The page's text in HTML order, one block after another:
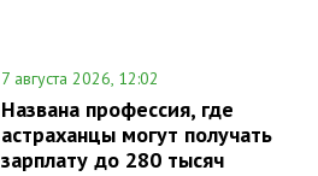
7 августа 2026, 12:02
Названа профессия, где
астраханцы могут получать
зарплату до 280 тысяч